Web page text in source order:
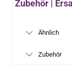
Zubehör |
Ähnlich
Zubehör